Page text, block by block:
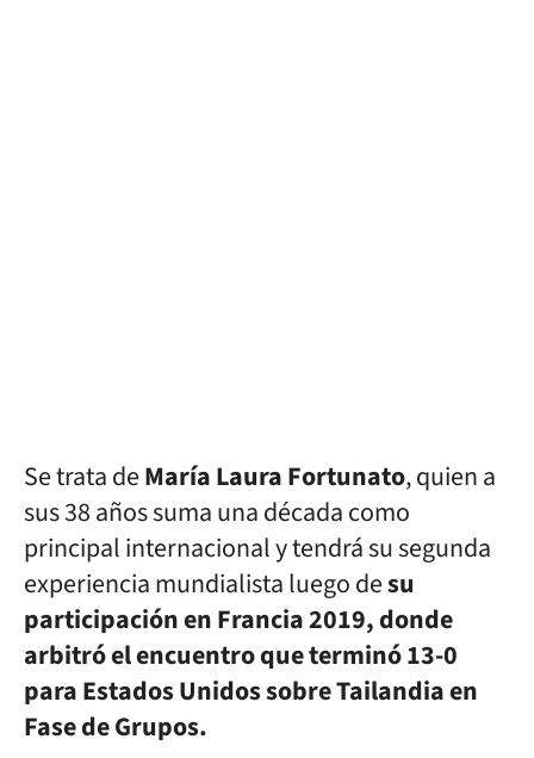
Se trata deMaría Laura Fortunato, quien a
sus 38 años suma una década como
principal internacional y tendrá su segunda
experiencia mundialista luego desu
participación en Francia 2019, donde
arbitró el encuentro que terminó 13-0
para Estados Unidos sobre Tailandia en
Fase de Grupos.